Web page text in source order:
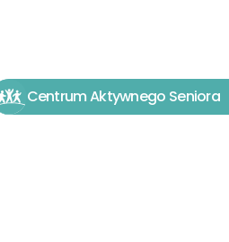
Centrum Aktywnego Seniora